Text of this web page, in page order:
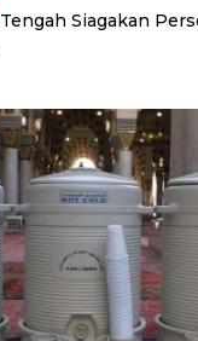
Siagakan